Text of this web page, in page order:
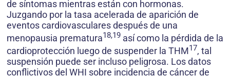
de síntomas mientras están con hormonas.
Juzgando por la tasa acelerada de aparición de
eventos cardiovasculares después de una
menopausia prematura18,19 así como la pérdida de la
cardioprotección luego de suspender la THM17, tal
suspensión puede ser incluso peligrosa. Los datos
conflictivos del WHI sobre incidencia de cáncer de